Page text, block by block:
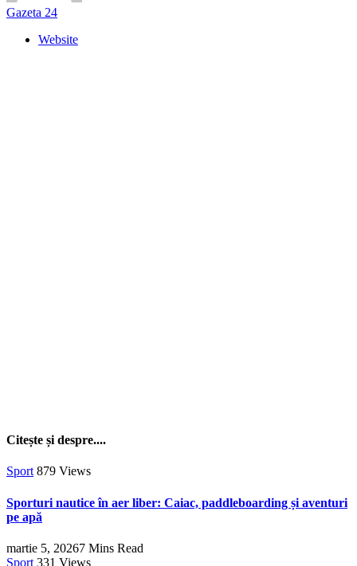
Gazeta 24
Website
Citește și despre....
Sport 879 Views
Sporturi nautice în aer liber: Caiac, paddleboarding și aventuri
pe apă
martie 5, 20267 Mins Read
Sport 331 Views